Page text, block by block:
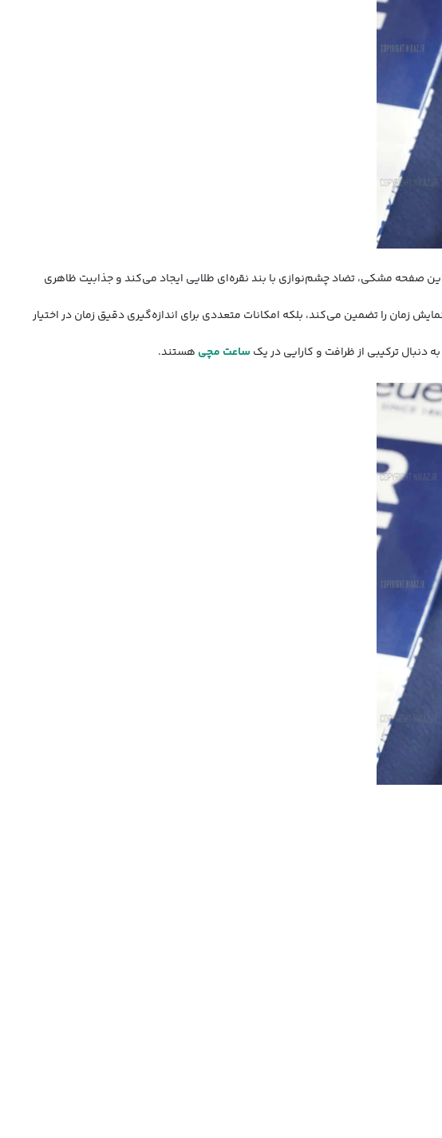
صفحه مشکی، تضاد چشم‌نوازی با بند نقره‌ای طلایی ایجاد می‌کند و جذابیت ظاهری
زمان را تضمین می‌کند، بلکه امکانات متعددی برای اندازه‌گیری دقیق زمان در اختیار
ساعت مچی هستند.